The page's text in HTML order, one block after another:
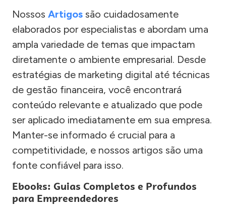
Nossos Artigos são cuidadosamente
elaborados por especialistas e abordam uma
ampla variedade de temas que impactam
diretamente o ambiente empresarial. Desde
estratégias de marketing digital até técnicas
de gestão financeira, você encontrará
conteúdo relevante e atualizado que pode
ser aplicado imediatamente em sua empresa.
Manter-se informado é crucial para a
competitividade, e nossos artigos são uma
fonte confiável para isso.
Ebooks: Guias Completos e Profundos
para Empreendedores